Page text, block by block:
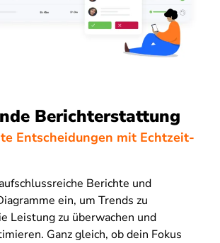
Berichterstattung
Entscheidungen mit Echtzeit-
Berichte und
ein, um Trends zu
Leistung zu überwachen und
Ganz gleich, ob dein Fokus